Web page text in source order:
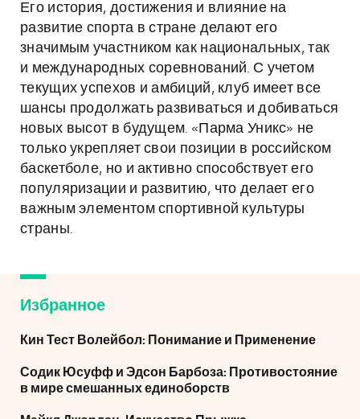
Его история, достижения и влияние на
развитие спорта в стране делают его
значимым участником как национальных, так
и международных соревнований. С учетом
текущих успехов и амбиций, клуб имеет все
шансы продолжать развиваться и добиваться
новых высот в будущем. «Парма Уникс» не
только укрепляет свои позиции в российском
баскетболе, но и активно способствует его
популяризации и развитию, что делает его
важным элементом спортивной культуры
страны.
Избранное
Кин Тест Волейбол: Понимание и Применение
Содик Юсуфф и Эдсон Барбоза: Противостояние
в мире смешанных единоборств